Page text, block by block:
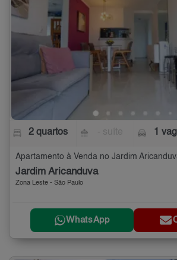
2 quartos 1
Jardim Aricanduva
Zona Leste - São Paulo
WhatsApp